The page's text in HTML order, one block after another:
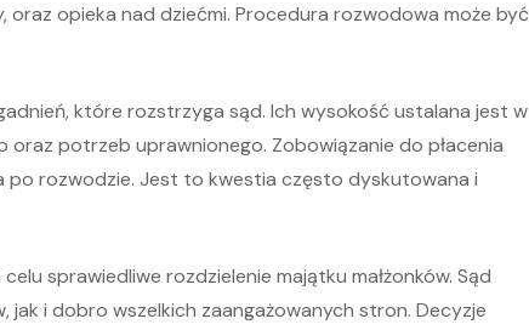
oraz opieka nad dziećmi. Procedura rozwodowa może być
które rozstrzyga sąd. Ich wysokość ustalana jest w
potrzeb uprawnionego. Zobowiązanie do płacenia
po rozwodzie. Jest to kwestia często dyskutowana i
sprawiedliwe rozdzielenie majątku małżonków. Sąd
jak i dobro wszelkich zaangażowanych stron. Decyzje